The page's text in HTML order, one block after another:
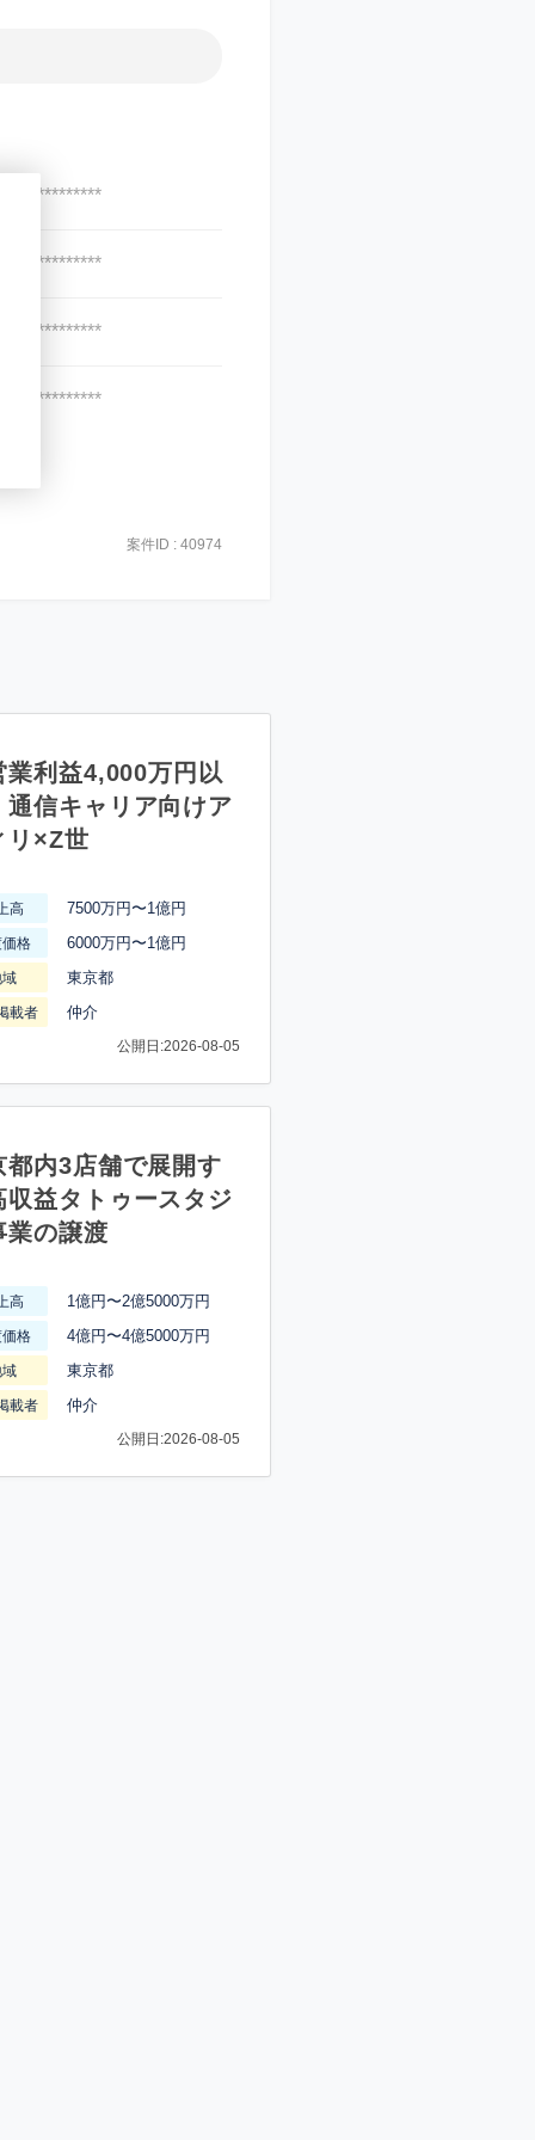
案件ID : 40974
業利益4,000万円以
通信キャリア向けア
リ×Z世
高 7500万円〜1億円
格 6000万円〜1億円
域 東京都
載者 仲介
公開日:2026-08-05
都内3店舗で展開す
収益タトゥースタジ
業の譲渡
高 1億円〜2億5000万円
格 4億円〜4億5000万円
域 東京都
載者 仲介
公開日:2026-08-05